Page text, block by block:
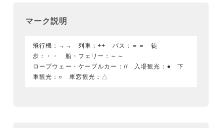
マーク説明
飛行機：→→ 列車：++ バス：＝＝ 徒
歩：・・ 船・フェリー：～～
ロープウェー・ケーブルカー：// 入場観光：● 下
車観光：○ 車窓観光：△